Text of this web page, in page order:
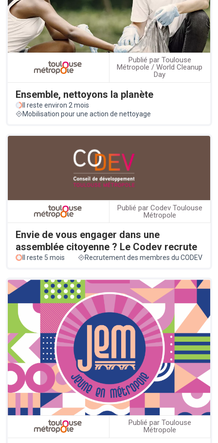
Publié par Toulouse
Métropole / World Cleanup
Day
Ensemble, nettoyons la planète
Il reste environ 2 mois
Mobilisation pour une action de nettoyage
Publié par Codev Toulouse
Métropole
Envie de vous engager dans une
assemblée citoyenne ? Le Codev recrute
Il reste 5 mois Recrutement des membres du CODEV
Publié par Toulouse
Métropole